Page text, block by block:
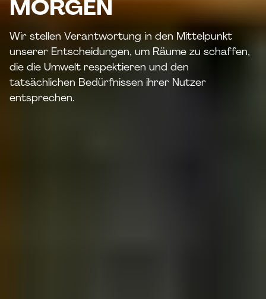
MORGEN
Wir stellen Verantwortung in den Mittelpunkt
unserer Entscheidungen, um Räume zu schaffen,
die die Umwelt respektieren und den
tatsächlichen Bedürfnissen ihrer Nutzer
entsprechen.